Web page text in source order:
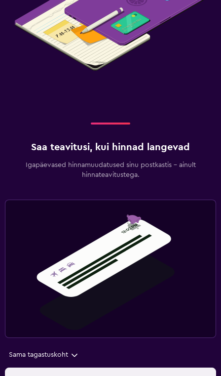
Saa teavitusi, kui hinnad langevad
Igapäevased hinnamuudatused sinu postkastis – ainult
hinnateavitustega.
Sama tagastuskoht